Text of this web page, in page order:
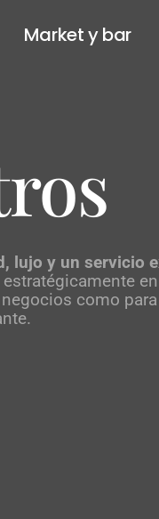
Market y bar
lujo y un servicio
como